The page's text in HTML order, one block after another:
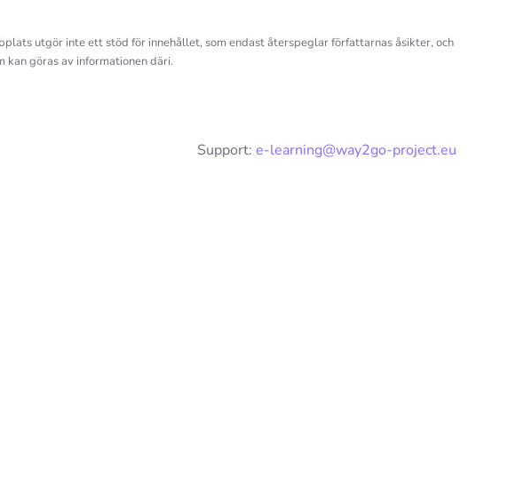
utgör inte ett stöd för innehållet, som endast återspeglar författarnas åsikter, och
kan göras av informationen däri.
Support: e-learning@way2go-project.eu